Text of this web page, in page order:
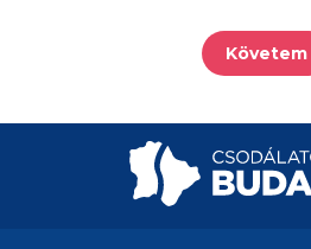
Követem